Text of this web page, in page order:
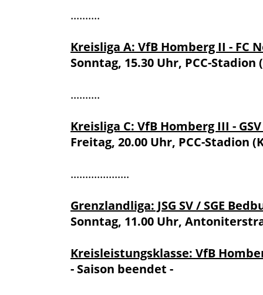
..........
Kreisliga A: VfB Homberg II - FC
Sonntag, 15.30 Uhr, PCC-
..........
Kreisliga C: VfB Homberg III -
Freitag, 20.00 Uhr, PCC-Stadion
....................
Grenzlandliga: JSG SV / SGE
Sonntag, 11.00 Uhr,
Kreisleistungsklasse: VfB
- Saison beendet -